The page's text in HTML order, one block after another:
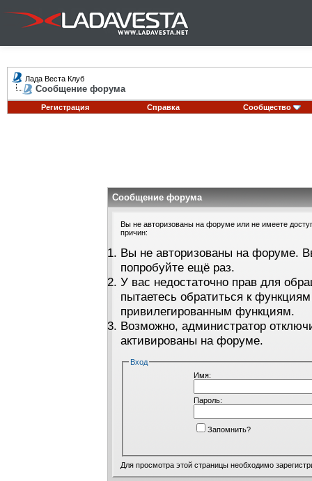
Лада Веста Клуб
Сообщение форума
Регистрация Справка Сообщество
Сообщение форума
Вы не авторизованы на форуме или не имеете
причин:
Вы не авторизованы на форуме.
попробуйте ещё раз.
У вас недостаточно прав для
пытаетесь обратиться к
привилегированным функциям.
Возможно, администратор
активированы на форуме.
Вход
Имя:
Пароль:
Запомнить?
Для просмотра этой страницы необходимо